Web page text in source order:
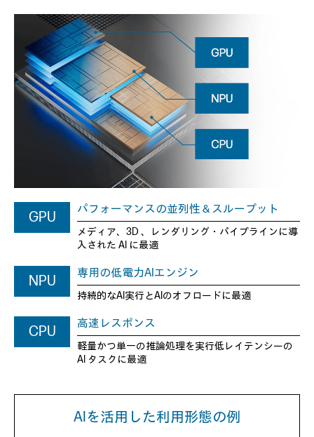
GPU パフォーマンスの並列性＆スループット
メディア、3D 、レンダリング・パイプラインに導
入された AI に最適
NPU 専用の低電力AIエンジン
持続的なAI実行とAIのオフロードに最適
CPU 高速レスポンス
軽量かつ単一の推論処理を実行低レイテンシーの
AI タスクに最適
AIを活用した利用形態の例